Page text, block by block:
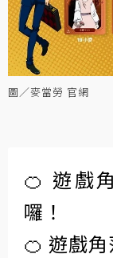
圖／麥當勞 官網
🍊 遊戲
囉！
🍊 遊戲